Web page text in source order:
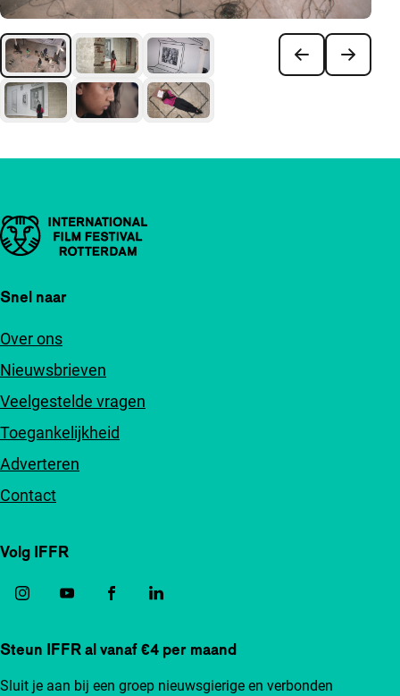
Belangrijke links
Snel naar
Over ons
Nieuwsbrieven
Veelgestelde vragen
Toegankelijkheid
Adverteren
Contact
Volg IFFR
Steun IFFR al vanaf €4 per maand
Sluit je aan bij een groep nieuwsgierige en verbonden